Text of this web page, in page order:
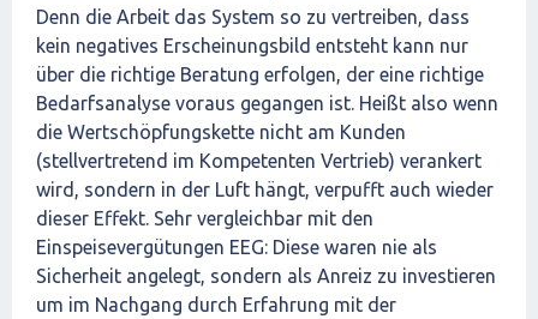
Denn die Arbeit das System so zu vertreiben, dass
kein negatives Erscheinungsbild entsteht kann nur
über die richtige Beratung erfolgen, der eine richtige
Bedarfsanalyse voraus gegangen ist. Heißt also wenn
die Wertschöpfungskette nicht am Kunden
(stellvertretend im Kompetenten Vertrieb) verankert
wird, sondern in der Luft hängt, verpufft auch wieder
dieser Effekt. Sehr vergleichbar mit den
Einspeisevergütungen EEG: Diese waren nie als
Sicherheit angelegt, sondern als Anreiz zu investieren
um im Nachgang durch Erfahrung mit der